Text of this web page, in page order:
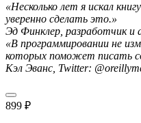
«Несколько лет я искал
уверенно сделать это.»
Эд Финклер, разработчик и
«В программировании не
которых поможет писать
Кэл Эванс, Twitter:
899 ₽